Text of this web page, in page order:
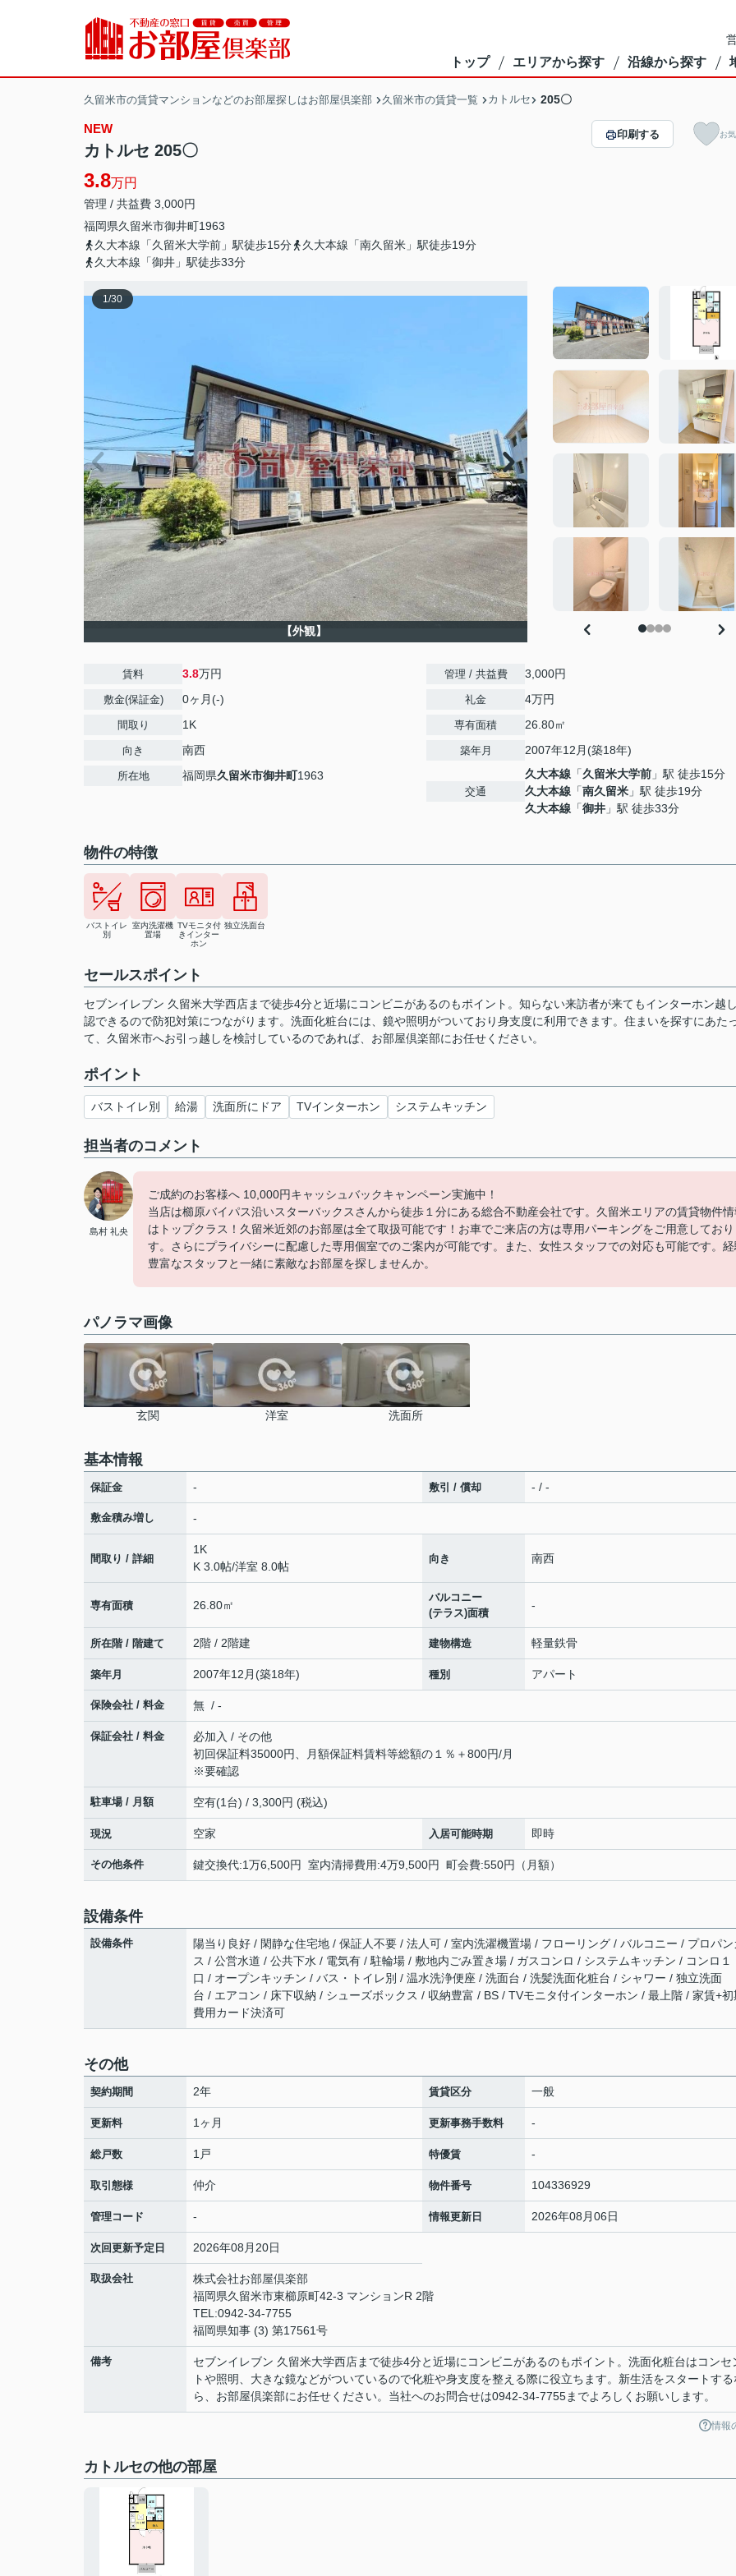
トップ エリアから探す 沿線から探す
久留米市の賃貸マンションなどのお部屋探しはお部屋倶楽部 久留米市の賃貸一覧 カトルセ 205〇
NEW
カトルセ 205〇
3.8万円
管理 / 共益費 3,000円
福岡県久留米市御井町1963
久大本線「久留米大学前」駅徒歩15分
久大本線「南久留米」駅徒歩19分
久大本線「御井」駅徒歩33分
印刷する お
1/30
【外観】
賃料 3.8万円
敷金(保証金) 0ヶ月(-)
間取り 1K
向き 南西
所在地 福岡県久留米市御井町1963
管理 / 共益費 3,000円
礼金 4万円
専有面積 26.80㎡
築年月 2007年12月(築18年)
交通
久大本線 「久留米大学前 」駅 徒歩15分
久大本線 「南久留米 」駅 徒歩19分
久大本線 「御井 」駅 徒歩33分
物件の特徴
バストイレ
別
室内洗濯機
置場
TVモニタ付
きインター
ホン
独立洗面台
セールスポイント
セブンイレブン 久留米大学西店まで徒歩4分と近場にコンビニがあるのもポイント。知らない来訪者が来てもインターホン越
認できるので防犯対策につながります。洗面化粧台には、鏡や照明がついており身支度に利用できます。住まいを探すにあた
て、久留米市へお引っ越しを検討しているのであれば、お部屋倶楽部にお任せください。
ポイント
バストイレ別 給湯 洗面所にドア TVインターホン システムキッチン
担当者のコメント
島村 礼央
ご成約のお客様へ 10,000円キャッシュバックキャンペーン実施中！
当店は櫛原バイパス沿いスターバックスさんから徒歩１分にある総合不動産会社です。久留米エリアの賃貸物件情
はトップクラス！久留米近郊のお部屋は全て取扱可能です！お車でご来店の方は専用パーキングをご用意しており
す。さらにプライバシーに配慮した専用個室でのご案内が可能です。また、女性スタッフでの対応も可能です。
豊富なスタッフと一緒に素敵なお部屋を探しませんか。
パノラマ画像
玄関 洋室 洗面所
基本情報
保証金 - 敷引 / 償却 - / -
敷金積み増し -
間取り / 詳細
1K
K 3.0帖/洋室 8.0帖
向き 南西
専有面積 26.80㎡
バルコニー
(テラス)面積
-
所在階 / 階建て 2階 / 2階建 建物構造 軽量鉄骨
築年月 2007年12月(築18年) 種別 アパート
保険会社 / 料金 無 / -
保証会社 / 料金
必加入 / その他
初回保証料35000円、月額保証料賃料等総額の１％＋800円/月
※要確認
駐車場 / 月額 空有(1台) / 3,300円 (税込)
現況 空家 入居可能時期 即時
その他条件 鍵交換代:1万6,500円 室内清掃費用:4万9,500円 町会費:550円（月額）
設備条件
設備条件
陽当り良好 / 閑静な住宅地 / 保証人不要 / 法人可 / 室内洗濯機置場 / フローリング / バルコニー / プロパン
ス / 公営水道 / 公共下水 / 電気有 / 駐輪場 / 敷地内ごみ置き場 / ガスコンロ / システムキッチン / コンロ１
口 / オープンキッチン / バス・トイレ別 / 温水洗浄便座 / 洗面台 / 洗髪洗面化粧台 / シャワー / 独立洗面
台 / エアコン / 床下収納 / シューズボックス / 収納豊富 / BS / TVモニタ付インターホン / 最上階 / 家賃+初
費用カード決済可
その他
契約期間 2年 賃貸区分 一般
更新料 1ヶ月 更新事務手数料 -
総戸数 1戸 特優賃 -
取引態様 仲介 物件番号 104336929
管理コード - 情報更新日 2026年08月06日
次回更新予定日 2026年08月20日
取扱会社
株式会社お部屋倶楽部
福岡県久留米市東櫛原町42-3 マンションR 2階
TEL:0942-34-7755
福岡県知事 (3) 第17561号
備考
セブンイレブン 久留米大学西店まで徒歩4分と近場にコンビニがあるのもポイント。洗面化粧台はコンセ
トや照明、大きな鏡などがついているので化粧や身支度を整える際に役立ちます。新生活をスタートする
ら、お部屋倶楽部にお任せください。当社へのお問合せは0942-34-7755までよろしくお願いします。
情報
カトルセの他の部屋